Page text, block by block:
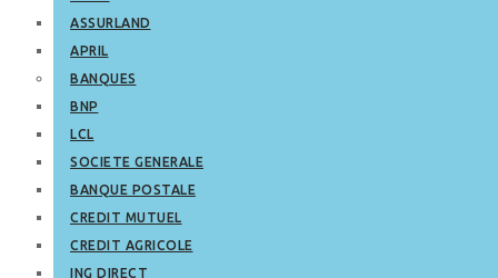
ASSURLAND
APRIL
BANQUES
BNP
LCL
SOCIETE GENERALE
BANQUE POSTALE
CREDIT MUTUEL
CREDIT AGRICOLE
ING DIRECT